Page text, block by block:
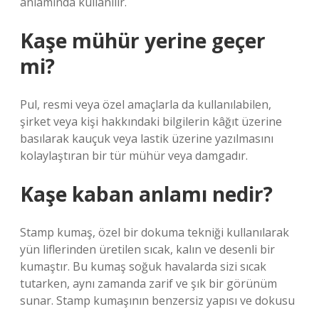
Kaşe mühür yerine geçer
mi?
Pul, resmi veya özel amaçlarla da kullanılabilen,
şirket veya kişi hakkındaki bilgilerin kâğıt üzerine
basılarak kauçuk veya lastik üzerine yazılmasını
kolaylaştıran bir tür mühür veya damgadır.
Kaşe kaban anlamı nedir?
Stamp kumaş, özel bir dokuma tekniği kullanılarak
yün liflerinden üretilen sıcak, kalın ve desenli bir
kumaştır. Bu kumaş soğuk havalarda sizi sıcak
tutarken, aynı zamanda zarif ve şık bir görünüm
sunar. Stamp kumaşının benzersiz yapısı ve dokusu